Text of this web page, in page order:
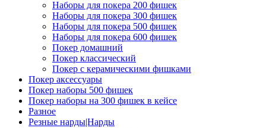
Наборы для покера 200 фишек
Наборы для покера 300 фишек
Наборы для покера 500 фишек
Наборы для покера 600 фишек
Покер домашний
Покер классический
Покер с керамическими фишками
Покер аксессуары
Покер наборы 500 фишек
Покер наборы на 300 фишек в кейсе
Разное
Резные нарды|Нарды